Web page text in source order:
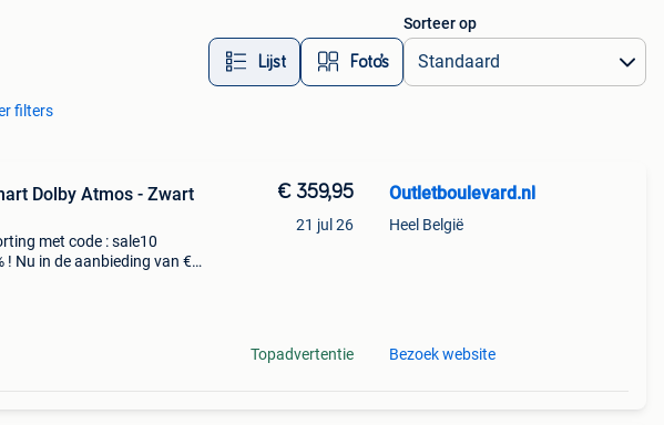
Lijst Foto’s
Sorteer op
filters
Dolby Atmos - Zwart
met code : sale10
! Nu in de aanbieding van €
€ 359,95
21 jul 26
Topadvertentie
Outletboulevard.nl
Heel België
Bezoek website